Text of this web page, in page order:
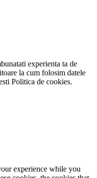
experienta ta de
la cum folosim datele
Politica de cookies.
experience while you